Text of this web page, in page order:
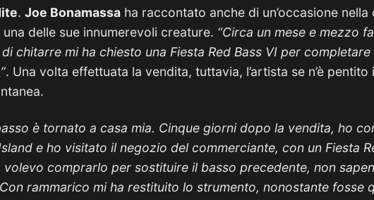
. Joe Bonamassa ha raccontato anche di un’occasione
delle sue innumerevoli creature. “Circa un mese e mezzo
chitarre mi ha chiesto una Fiesta Red Bass VI per
. Una volta effettuata la vendita, tuttavia, l’artista se n’è pentito
è tornato a casa mia. Cinque giorni dopo la vendita, ho
e ho visitato il negozio del commerciante, con un Fiesta
volevo comprarlo per sostituire il basso precedente, non
rammarico mi ha restituito lo strumento, nonostante fosse